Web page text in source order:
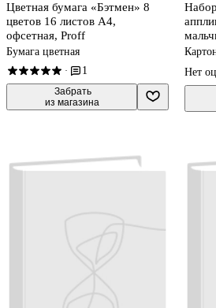
Цветная бумага «Бэтмен» 8
цветов 16 листов А4,
офсетная, Proff
Бумага цветная
· 1
Забрать
из магазина
Нет